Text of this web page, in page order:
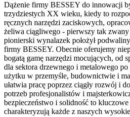
Dążenie firmy BESSEY do innowacji
trzydziestych XX wieku, kiedy to
ręcznych narzędzi zaciskowych,
żeliwa ciągliwego - pierwszy tak zwany
pionierski wynalazek położył
firmy BESSEY. Obecnie oferujemy
bogatą gamę narzędzi mocujących, od
dla sektora drzewnego i metalowego
użytku w przemyśle, budownictwie i
ułatwia pracę poprzez ciągły rozwój i
potrzeb profesjonalistów i
bezpieczeństwo i solidność to
charakteryzują każde z naszych